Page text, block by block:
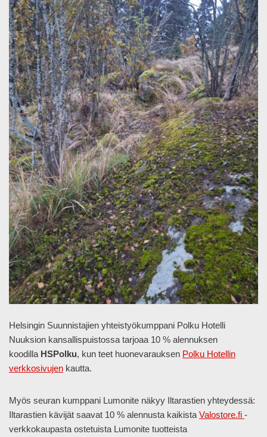
Helsingin Suunnistajien yhteistyökumppani Polku Hotelli
Nuuksion kansallispuistossa tarjoaa 10 % alennuksen
koodilla HSPolku, kun teet huonevarauksen Polku Hotellin
verkkosivujen kautta.
Myös seuran kumppani Lumonite näkyy Iltarastien yhteydessä:
Iltarastien kävijät saavat 10 % alennusta kaikista Valostore.fi -
verkkokaupasta ostetuista Lumonite tuotteista